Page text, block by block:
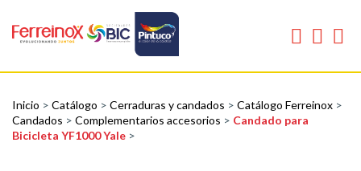
Inicio > Catálogo > Cerraduras y candados > Catálogo Ferreinox >
Candados > Complementarios accesorios > Candado para
Bicicleta YF1000 Yale >